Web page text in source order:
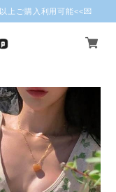
上ご購入利用可能<<💌